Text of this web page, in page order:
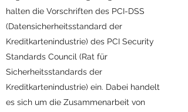
halten die Vorschriften des PCI-DSS
(Datensicherheitsstandard der
Kreditkartenindustrie) des PCI Security
Standards Council (Rat für
Sicherheitsstandards der
Kreditkartenindustrie) ein. Dabei handelt
es sich um die Zusammenarbeit von